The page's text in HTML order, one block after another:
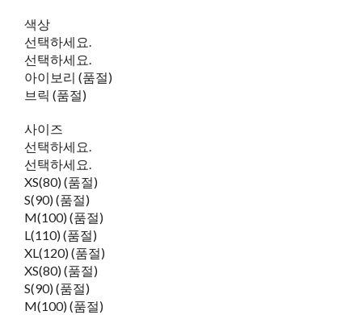
색상
선택하세요.
선택하세요.
아이보리 (품절)
브릭 (품절)
사이즈
선택하세요.
선택하세요.
XS(80) (품절)
S(90) (품절)
M(100) (품절)
L(110) (품절)
XL(120) (품절)
XS(80) (품절)
S(90) (품절)
M(100) (품절)